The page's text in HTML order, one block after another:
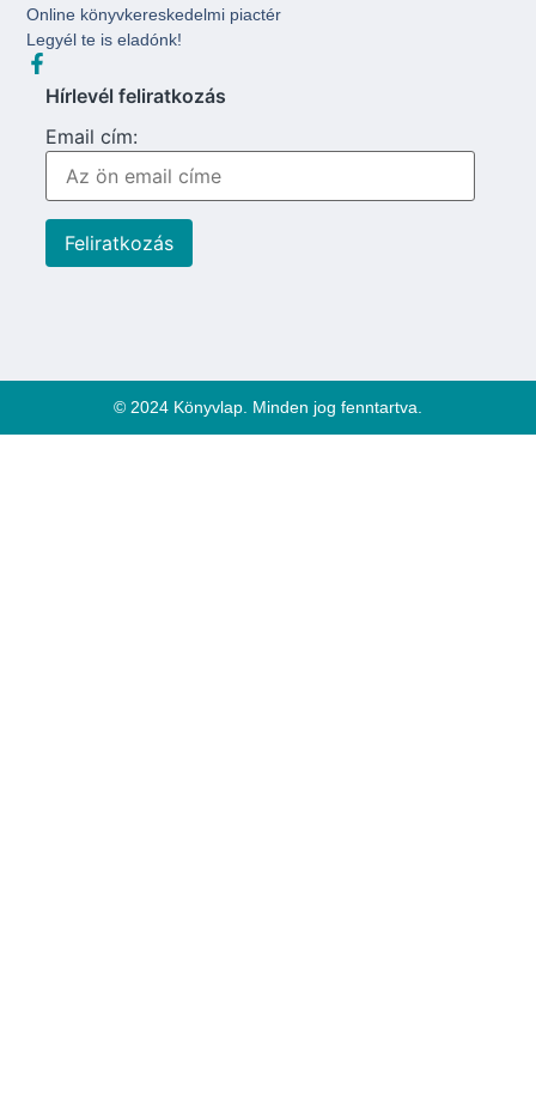
Online könyvkereskedelmi piactér
Legyél te is eladónk!
Hírlevél feliratkozás
Email cím:
© 2024 Könyvlap. Minden jog fenntartva.